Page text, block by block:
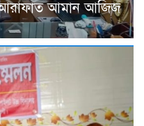
আরাফাত আমান আজিজ